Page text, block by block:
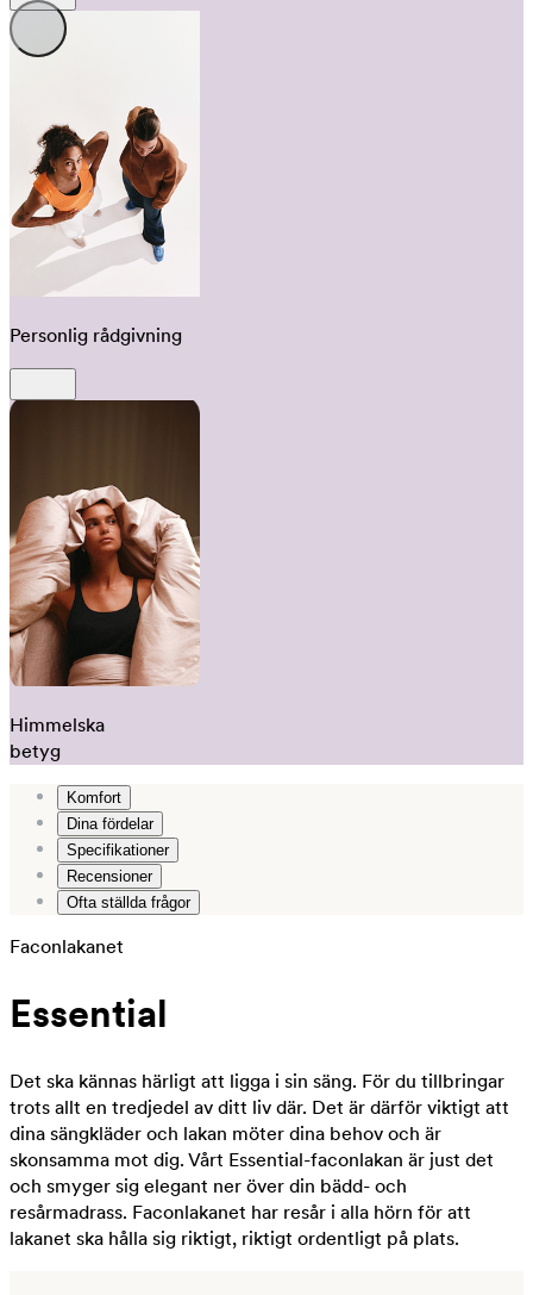
Personlig rådgivning
Himmelska
betyg
Komfort
Dina fördelar
Specifikationer
Recensioner
Ofta ställda frågor
Faconlakanet
Essential
Det ska kännas härligt att ligga i sin säng. För du tillbringar
trots allt en tredjedel av ditt liv där. Det är därför viktigt att
dina sängkläder och lakan möter dina behov och är
skonsamma mot dig. Vårt Essential-faconlakan är just det
och smyger sig elegant ner över din bädd- och
resårmadrass. Faconlakanet har resår i alla hörn för att
lakanet ska hålla sig riktigt, riktigt ordentligt på plats.